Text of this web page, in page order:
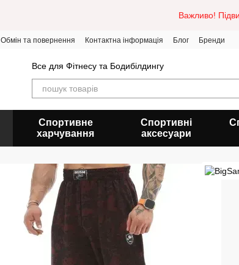
Важливо!
Обмін та повернення Контактна інформація Блог Бренди
Все для Фітнесу та Бодибілдингу
Спортивне
харчування
Спортивні
аксесуари